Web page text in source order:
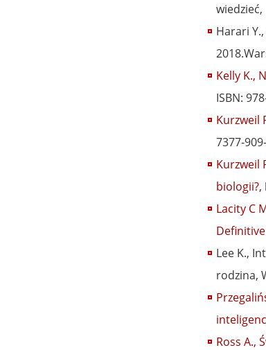
wiedzieć,
Harari
Kelly K.,
ISBN:
Kurzweil
7377-
Kurzweil
biologii?,
Lacity C
Lee K.,
rodzina,
Ross A.,